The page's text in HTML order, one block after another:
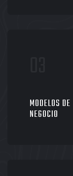
MODELOS DE
NEGOCIO